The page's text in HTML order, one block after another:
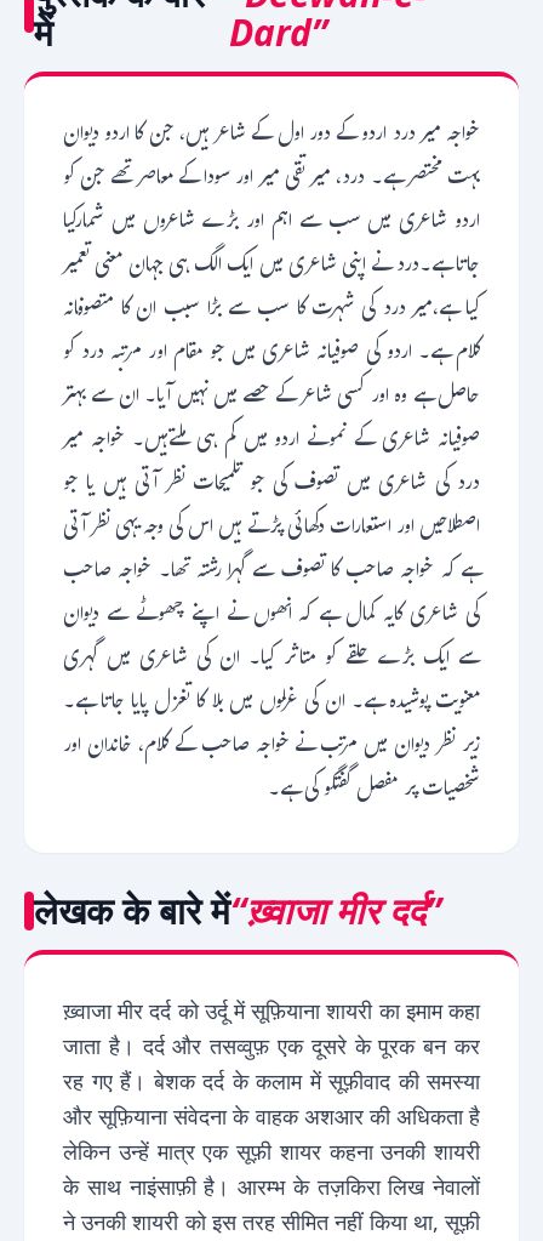
में Dard”
خواجہ میر درد اردو کے دور اول کے شاعر ہیں، جن کا اردو دیوان
بہت مختصر ہے۔ درد، میر تقی میر اور سودا کے معاصر تھے جن کو
اردو شاعری میں سب سے اہم اور بڑے شاعروں میں شمارکیا
جاتا ہے۔درد نے اپنی شاعری میں ایک الگ ہی جہان معنی تعمیر
کیا ہے،میر درد کی شہرت کا سب سے بڑا سبب ان کا متصوفانہ
کلام ہے۔ اردو کی صوفیانہ شاعری میں جو مقام اور مرتبہ درد کو
حاصل ہے وہ اور کسی شاعر کے حصے میں نہیں آیا۔ ان سے بہتر
صوفیانہ شاعری کے نمونے اردو میں کم ہی ملتےہیں۔ خواجہ میر
درد کی شاعری میں تصوف کی جو تلمیحات نظر آتی ہیں یا جو
اصطلاحیں اور استعارات دکھائی پڑتے ہیں اس کی وجہ یہی نظر آتی
ہے کہ خواجہ صاحب کا تصوف سے گہرا رشتہ تھا۔ خواجہ صاحب
کی شاعری کایہ کمال ہے کہ انھوں نے اپنے چھوٹے سے دیوان
سے ایک بڑے حلقے کو متاثر کیا۔ ان کی شاعری میں گہری
معنویت پوشیدہ ہے۔ ان کی غزلوں میں بلا کا تغزل پایا جاتا ہے۔
زیر نظر دیوان میں مرتب نے خواجہ صاحب کے کلام، خاندان اور
شخصیات پر مفصل گفتگو کی ہے۔
लेखक के बारे में“ख़्वाजा मीर दर्द”
ख़्वाजा मीर दर्द को उर्दू में सूफ़ियाना शायरी का इमाम कहा
जाता है। दर्द और तसव्वुफ़ एक दूसरे के पूरक बन कर
रह गए हैं। बेशक दर्द के कलाम में सूफ़ीवाद की समस्या
और सूफ़ियाना संवेदना के वाहक अशआर की अधिकता है
लेकिन उन्हें मात्र एक सूफ़ी शायर कहना उनकी शायरी
के साथ नाइंसाफ़ी है। आरम्भ के तज़किरा लिख नेवालों
ने उनकी शायरी को इस तरह सीमित नहीं किया था, सूफ़ी